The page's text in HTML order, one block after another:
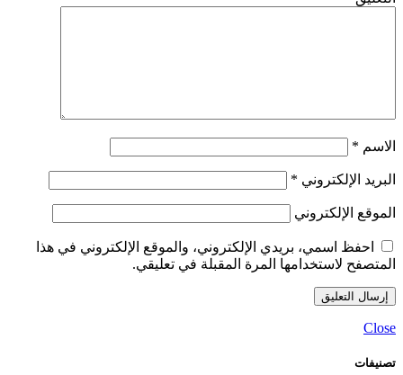
الاسم *
البريد الإلكتروني *
الموقع الإلكتروني
احفظ اسمي، بريدي الإلكتروني، والموقع الإلكتروني في هذا
المتصفح لاستخدامها المرة المقبلة في تعليقي.
Close
تصنيفات